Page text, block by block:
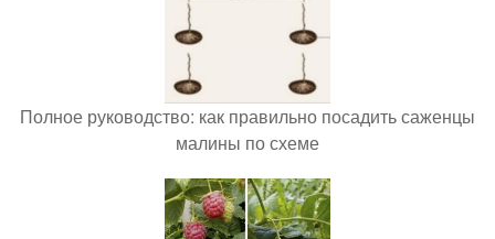
Полное руководство: как правильно посадить саженцы
малины по схеме